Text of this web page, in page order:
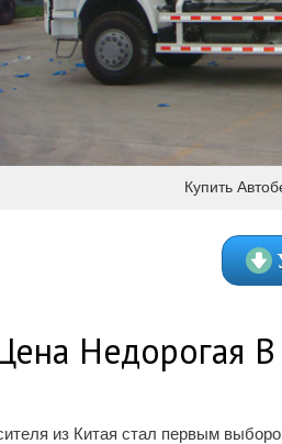
Купить
Недорогая
из Китая стал первым